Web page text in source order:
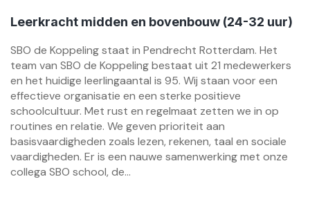
Leerkracht midden en bovenbouw (24-32 uur)
SBO de Koppeling staat in Pendrecht Rotterdam. Het
team van SBO de Koppeling bestaat uit 21 medewerkers
en het huidige leerlingaantal is 95. Wij staan voor een
effectieve organisatie en een sterke positieve
schoolcultuur. Met rust en regelmaat zetten we in op
routines en relatie. We geven prioriteit aan
basisvaardigheden zoals lezen, rekenen, taal en sociale
vaardigheden. Er is een nauwe samenwerking met onze
collega SBO school, de...